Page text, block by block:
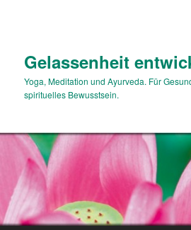
Gelassenheit
Yoga, Meditation und Ayurveda. Für
spirituelles Bewusstsein.